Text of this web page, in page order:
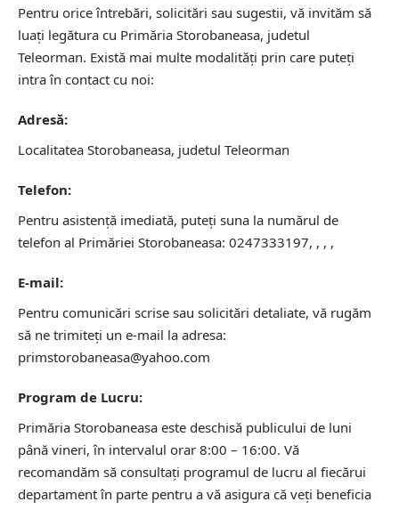
Pentru orice întrebări, solicitări sau sugestii, vă invităm să
luați legătura cu Primăria Storobaneasa, judetul
Teleorman. Există mai multe modalități prin care puteți
intra în contact cu noi:
Adresă:
Localitatea Storobaneasa, judetul Teleorman
Telefon:
Pentru asistență imediată, puteți suna la numărul de
telefon al Primăriei Storobaneasa: 0247333197, , , ,
E-mail:
Pentru comunicări scrise sau solicitări detaliate, vă rugăm
să ne trimiteți un e-mail la adresa:
primstorobaneasa@yahoo.com
Program de Lucru:
Primăria Storobaneasa este deschisă publicului de luni
până vineri, în intervalul orar 8:00 – 16:00. Vă
recomandăm să consultați programul de lucru al fiecărui
departament în parte pentru a vă asigura că veți beneficia